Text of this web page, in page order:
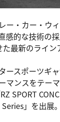
ー・カー・ウ
感的な技術の
最新のライン
ースポーツギ
マンスをテー
SPORT
」を出展。